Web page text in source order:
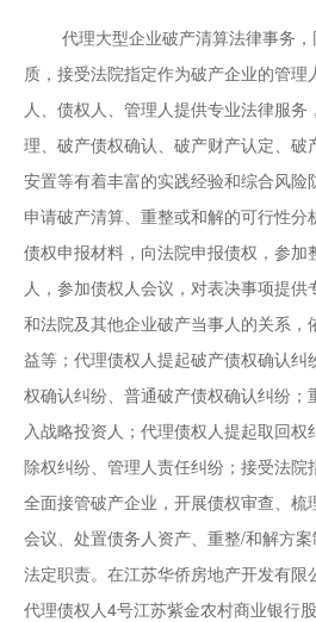
代理大型企业破产清算法律事务
质，接受法院指定作为破产企业的管
人、债权人、管理人提供专业法律服
理、破产债权确认、破产财产认定、破
安置等有着丰富的实践经验和综合风
申请破产清算、重整或和解的可行性
债权申报材料，向法院申报债权，参加
人，参加债权人会议，对表决事项提供
和法院及其他企业破产当事人的关系，
益等；代理债权人提起破产债权确认
权确认纠纷、普通破产债权确认纠纷；
入战略投资人； 代理债权人提起取回权
除权纠纷、管理人责任纠纷；接受法
全面接管破产企业，开展债权审查、梳
会议、处置债务人资产、重整/和解方
法定职责。在江苏华侨房地产开发有限
代理债权人4号江苏紫金农村商业银行